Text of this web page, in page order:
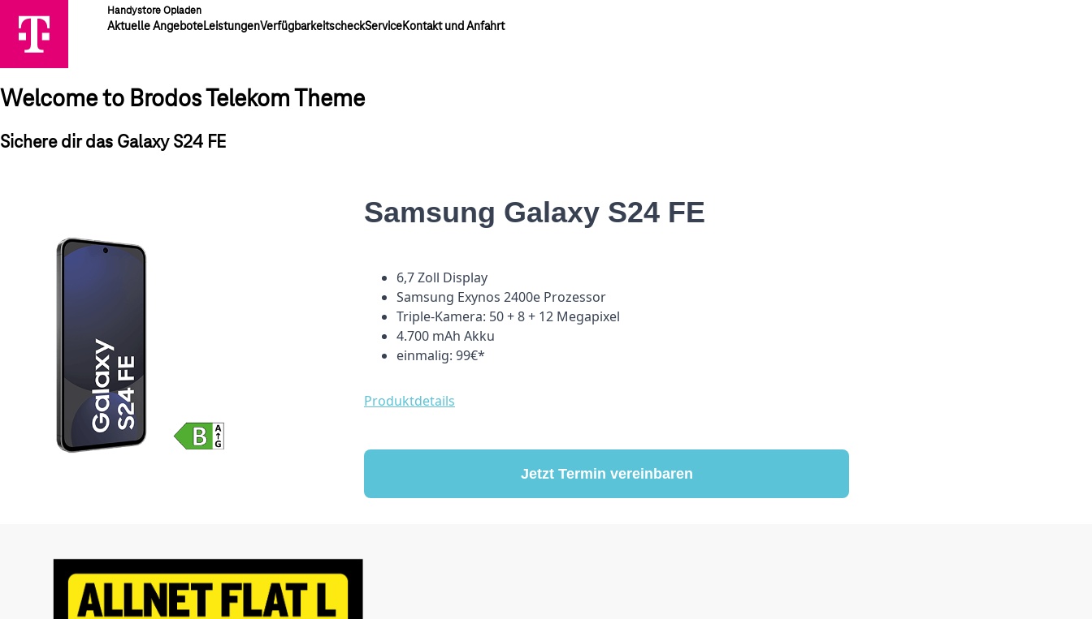
Handystore Opladen
Aktuelle AngeboteLeistungenVerfügbarkeitscheckServiceKontakt und Anfahrt
Welcome to Brodos Telekom Theme
Sichere dir das Galaxy S24 FE
Samsung Galaxy S24 FE
6,7 Zoll Display
Samsung Exynos 2400e Prozessor
Triple-Kamera: 50 + 8 + 12 Megapixel
4.700 mAh Akku
einmalig: 99€*
Produktdetails
Jetzt Termin vereinbaren